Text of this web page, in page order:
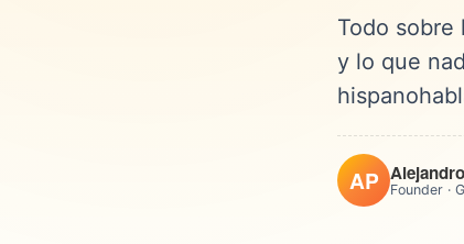
Todo sobre
y lo que
AP Founder ·